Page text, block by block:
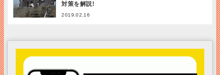
対策を解説!
2019.02.16